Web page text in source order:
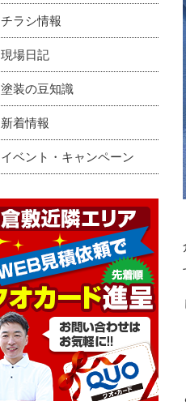
チラシ情報
現場日記
塗装の豆知識
新着情報
イベント・キャンペーン